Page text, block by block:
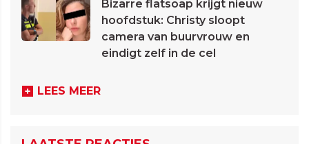
Bizarre flatsoap krijgt nieuw
hoofdstuk: Christy sloopt
camera van buurvrouw en
eindigt zelf in de cel
LEES MEER